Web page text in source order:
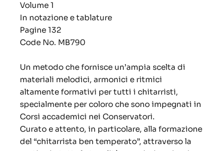
Volume 1
In notazione e tablature
Pagine 132
Code No. MB790
Un metodo che fornisce un’ampia scelta di
materiali melodici, armonici e ritmici
altamente formativi per tutti i chitarristi,
specialmente per coloro che sono impegnati in
Corsi accademici nei Conservatori.
Curato e attento, in particolare, alla formazione
del “chitarrista ben temperato”, attraverso la